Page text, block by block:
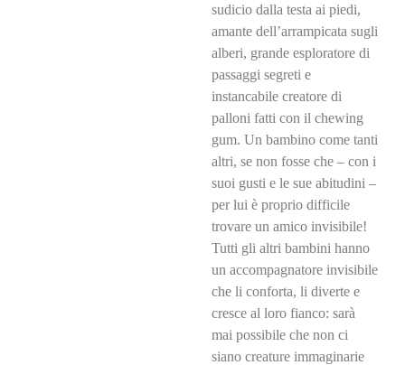
sudicio dalla testa ai piedi,
amante dell’arrampicata sugli
alberi, grande esploratore di
passaggi segreti e
instancabile creatore di
palloni fatti con il chewing
gum. Un bambino come tanti
altri, se non fosse che – con i
suoi gusti e le sue abitudini –
per lui è proprio difficile
trovare un amico invisibile!
Tutti gli altri bambini hanno
un accompagnatore invisibile
che li conforta, li diverte e
cresce al loro fianco: sarà
mai possibile che non ci
siano creature immaginarie